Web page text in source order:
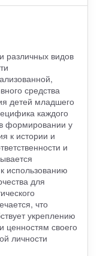
различных видов
средства
детей младшего
каждого
формировании у
к истории и
и
использованию
для
что
укреплению
ценностям своего
личности